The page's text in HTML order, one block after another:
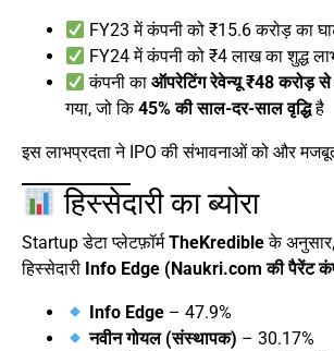
FY23 में कंपनी को ₹15.6 करोड़ का
FY24 में कंपनी को ₹4 लाख का शुद्ध
कंपनी काऑपरेटिंग रेवेन्यू ₹48 करोड़
गया, जो कि45% की साल-दर-साल वृद्धिहै
इस लाभप्रदता ने IPO की संभावनाओं को और
हिस्सेदारी का ब्योरा
Startup डेटा प्लेटफ़ॉर्मTheKredibleके
हिस्सेदारी Info Edge (Naukri.com की पैरेंट
Info Edge – 47.9%
नवीन गोयल (संस्थापक) – 30.17%